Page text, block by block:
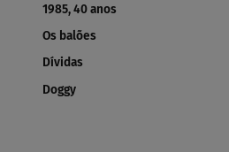
1985, 40 anos
Os balões
Dívidas
Doggy